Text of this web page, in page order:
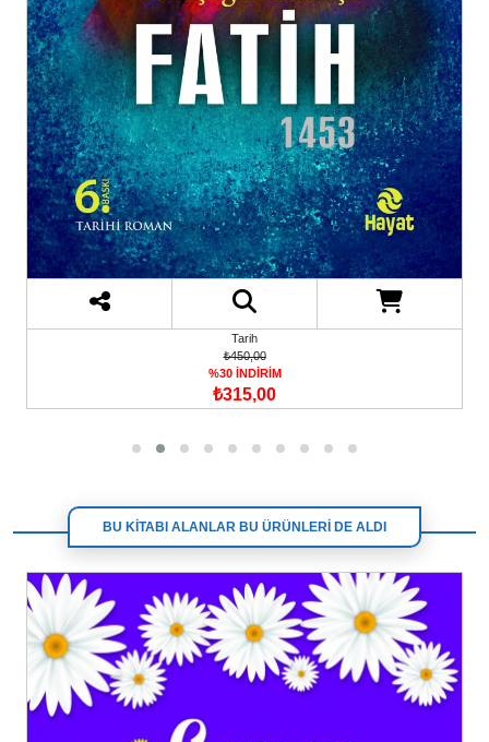
Tarih
₺450,00
%30 İNDİRİM
₺315,00
BU KİTABI ALANLAR BU ÜRÜNLERİ DE ALDI